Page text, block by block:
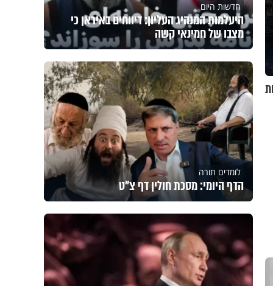
חדשות היום
היעלמות המנהיג העליון: דיווחים באיראן כי
מצבו של חמינאי קשה
לומדים תורה
הדף היומי: מסכת חולין דף צ"ט